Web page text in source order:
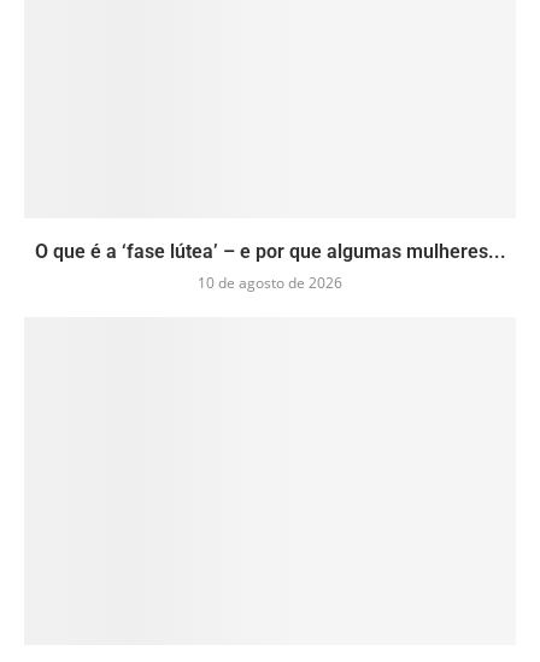
O que é a ‘fase lútea’ – e por que algumas mulheres...
10 de agosto de 2026